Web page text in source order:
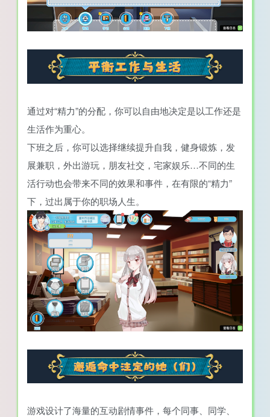
通过对“精力”的分配，你可以自由地决定是以工作还是
生活作为重心。
下班之后，你可以选择继续提升自我，健身锻炼，发
展兼职，外出游玩，朋友社交，宅家娱乐…不同的生
活行动也会带来不同的效果和事件，在有限的“精力”
下，过出属于你的职场人生。
游戏设计了海量的互动剧情事件，每个同事、同学、